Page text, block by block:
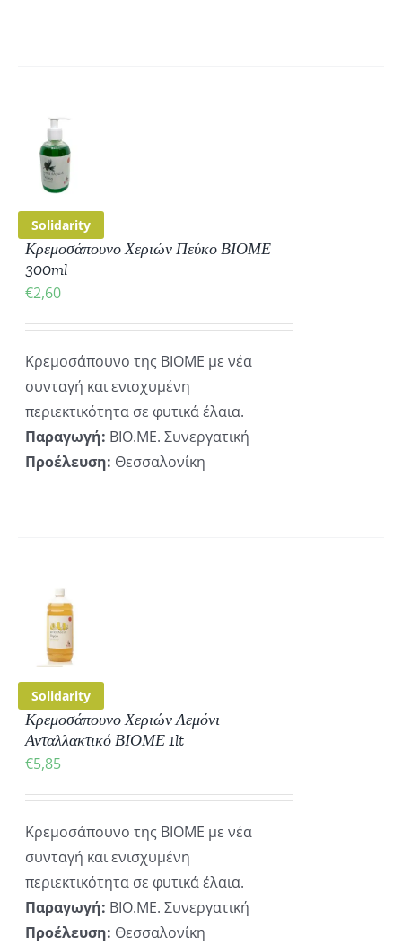
Solidarity
Κρεμοσάπουνο Χεριών Πεύκο ΒΙΟΜΕ
300ml
€2,60
Κρεμοσάπουνο της ΒΙΟΜΕ με νέα
συνταγή και ενισχυμένη
περιεκτικότητα σε φυτικά έλαια.
Παραγωγή: ΒΙΟ.ΜΕ. Συνεργατική
Προέλευση: Θεσσαλονίκη
Solidarity
Κρεμοσάπουνο Χεριών Λεμόνι
Ανταλλακτικό ΒΙΟΜΕ 1lt
€5,85
Κρεμοσάπουνο της ΒΙΟΜΕ με νέα
συνταγή και ενισχυμένη
περιεκτικότητα σε φυτικά έλαια.
Παραγωγή: ΒΙΟ.ΜΕ. Συνεργατική
Προέλευση: Θεσσαλονίκη